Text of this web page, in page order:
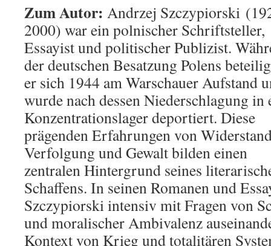
Zum Autor: Andrzej Szczypiorski
2000) war ein polnischer Schriftsteller,
Essayist und politischer Publizist.
der deutschen Besatzung Polens
er sich 1944 am Warschauer Aufstand
wurde nach dessen Niederschlagung in
Konzentrationslager deportiert. Diese
prägenden Erfahrungen von
Verfolgung und Gewalt bilden einen
zentralen Hintergrund seines
Schaffens. In seinen Romanen und
Szczypiorski intensiv mit Fragen von
und moralischer Ambivalenz
Kontext von Krieg und totalitären